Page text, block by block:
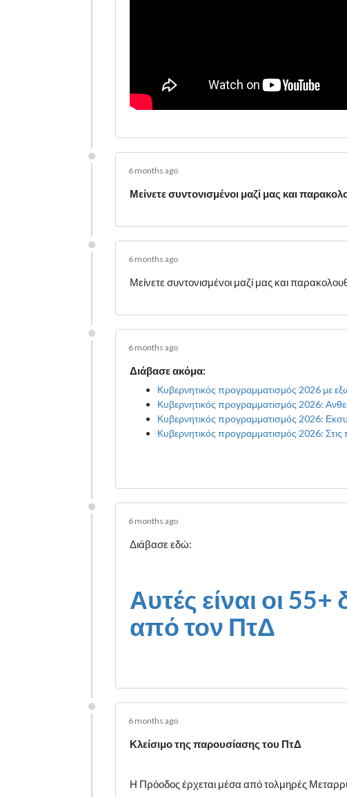
6 months ago
Μείνετε συντονισμένοι μαζί μας και
6 months ago
Μείνετε συντονισμένοι μαζί μας και
6 months ago
Διάβασε ακόμα:
Κυβερνητικός προγραμματισμός 2026 με
Κυβερνητικός προγραμματισμός 2026:
Κυβερνητικός προγραμματισμός 2026:
Κυβερνητικός προγραμματισμός 2026: Στις
6 months ago
Διάβασε εδώ:
Αυτές είναι οι
από τον ΠτΔ
6 months ago
Κλείσιμο της παρουσίασης του ΠτΔ
Η Πρόοδος έρχεται μέσα από τολμηρές